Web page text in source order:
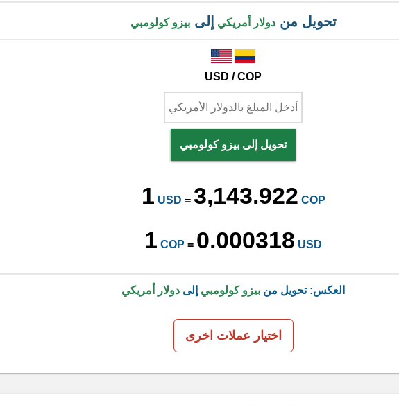
تحويل مندولار أمريكي إلىبيزو كولومبي
USD / COP
تحويل إلى بيزو كولومبي
1 USD = 3,143.922 COP
1 COP = 0.000318 USD
العكس: تحويل من بيزو كولومبي إلى دولار أمريكي
اختيار عملات اخرى